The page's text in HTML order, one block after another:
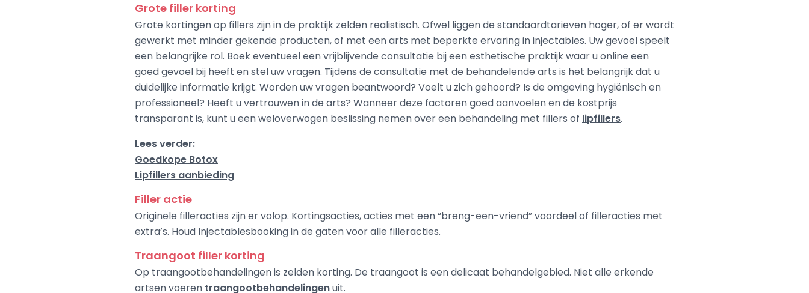
Grote filler korting
Grote kortingen op fillers zijn in de praktijk zelden realistisch. Ofwel liggen de standaardtarieven hoger, of er wordt
gewerkt met minder gekende producten, of met een arts met beperkte ervaring in injectables. Uw gevoel speelt
een belangrijke rol. Boek eventueel een vrijblijvende consultatie bij een esthetische praktijk waar u online een
goed gevoel bij heeft en stel uw vragen. Tijdens de consultatie met de behandelende arts is het belangrijk dat u
duidelijke informatie krijgt. Worden uw vragen beantwoord? Voelt u zich gehoord? Is de omgeving hygiënisch en
professioneel? Heeft u vertrouwen in de arts? Wanneer deze factoren goed aanvoelen en de kostprijs
transparant is, kunt u een weloverwogen beslissing nemen over een behandeling met fillers of lipfillers.
Lees verder:
Goedkope Botox
Lipfillers aanbieding
Filler actie
Originele filleracties zijn er volop. Kortingsacties, acties met een “breng-een-vriend” voordeel of filleracties met
extra’s. Houd Injectablesbooking in de gaten voor alle filleracties.
Traangoot filler korting
Op traangootbehandelingen is zelden korting. De traangoot is een delicaat behandelgebied. Niet alle erkende
artsen voeren traangootbehandelingenuit.